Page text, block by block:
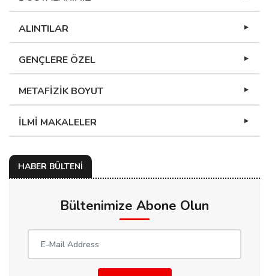
ALINTILAR
GENÇLERE ÖZEL
METAFİZİK BOYUT
İLMİ MAKALELER
HABER BÜLTENİ
Bültenimize Abone Olun